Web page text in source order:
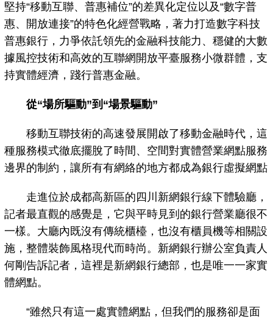
堅持“移動互聯、普惠補位”的差異化定位以及“數字普
惠、開放連接”的特色化經營戰略，著力打造數字科技
普惠銀行，力爭依託領先的金融科技能力、穩健的大數
據風控技術和高效的互聯網開放平臺服務小微群體，支
持實體經濟，踐行普惠金融。
從“場所驅動”到“場景驅動”
移動互聯技術的高速發展開啟了移動金融時代，這
種服務模式徹底擺脫了時間、空間對實體營業網點服務
邊界的制約，讓所有有網絡的地方都成為銀行虛擬網點
走進位於成都高新區的四川新網銀行線下體驗廳，
記者最直觀的感覺是，它與平時見到的銀行營業廳很不
一樣。大廳內既沒有傳統櫃檯，也沒有櫃員機等相關設
施，整體裝飾風格現代而時尚。新網銀行辦公室負責人
何剛告訴記者，這裡是新網銀行總部，也是唯一一家實
體網點。
“雖然只有這一處實體網點，但我們的服務卻是面